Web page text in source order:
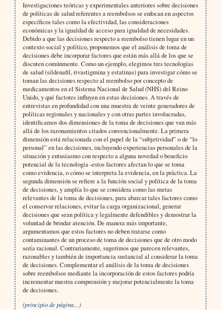
Investigaciones teóricas y experimentales anteriores sobre decisiones
de políticas de salud referentes a reembolsos se enfocan en aspectos
específicos tales como la efectividad, las consideraciones
económicas y la igualdad de acceso para igualdad de necesidades.
Debido a que las decisiones respecto a reembolso tienen lugar en un
contexto social y político, proponemos que el análisis de toma de
decisiones debe incorporar factores que están más allá de los que se
discuten comúnmente. Como un ejemplo, elegimos tres tecnologías
de salud (sildenafil, rivastigmina y estatinas) para investigar cómo se
toman las decisiones respecto al reembolso por concepto de
medicamentos en el Sistema Nacional de Salud (NHS) del Reino
Unido, y qué factores influyen en estas decisiones. A través de
entrevistas en profundidad con una muestra de veinte generadores de
políticas regionales y nacionales y con otras partes involucradas,
identificamos dos dimensiones de la toma de decisiones que van más
allá de los razonamientos citados convencionalmente. La primera
dimensión está relacionada con el papel de la “subjetividad” o de “lo
personal” en las decisiones, incluyendo experiencias personales de la
situación y entusiasmo con respecto a alguna novedad o beneficio
potencial de la tecnología -estos factores afectan lo que se toma
como evidencia, o cómo se interpreta la evidencia, en la práctica. La
segunda dimensión se refiere a la función social y política de la toma
de decisiones, y amplía lo que se considera como las metas
relevantes de la toma de decisiones, para abarcar tales factores como
el conservar relaciones, evitar la carga organizacional, generar
decisiones que sean política y legalmente defendibles y demostrar la
voluntad de brindar atención. De manera más importante,
argumentamos que estos factores no deben tratarse como
contaminantes de un proceso de toma de decisiones que de otro modo
sería racional. Contrariamente, sugerimos que parecen relevantes,
razonables y también de importancia sustancial al considerar la toma
de decisiones. Complementar el análisis de la toma de decisiones
sobre reembolsos mediante la incorporación de estos factores podría
incrementar nuestra comprensión y mejorar potencialmente la toma
de decisiones.
(principio de página…)